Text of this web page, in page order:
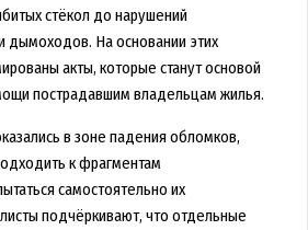
стёкол до нарушений
дымоходов. На основании этих
акты, которые станут основой
пострадавшим владельцам жилья.
в зоне падения обломков,
к фрагментам
самостоятельно их
подчёркивают, что отдельные